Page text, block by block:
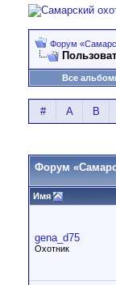
Форум
Все
# A B
Форум
Имя
gena_d75
Охотник